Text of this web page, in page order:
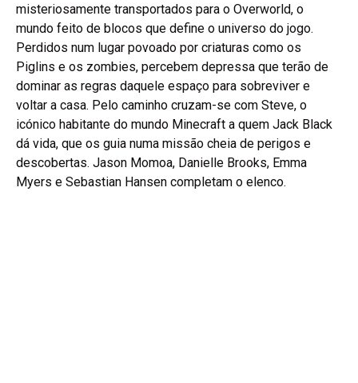
misteriosamente transportados para o Overworld, o
mundo feito de blocos que define o universo do jogo.
Perdidos num lugar povoado por criaturas como os
Piglins e os zombies, percebem depressa que terão de
dominar as regras daquele espaço para sobreviver e
voltar a casa. Pelo caminho cruzam-se com Steve, o
icónico habitante do mundo Minecraft a quem Jack Black
dá vida, que os guia numa missão cheia de perigos e
descobertas. Jason Momoa, Danielle Brooks, Emma
Myers e Sebastian Hansen completam o elenco.